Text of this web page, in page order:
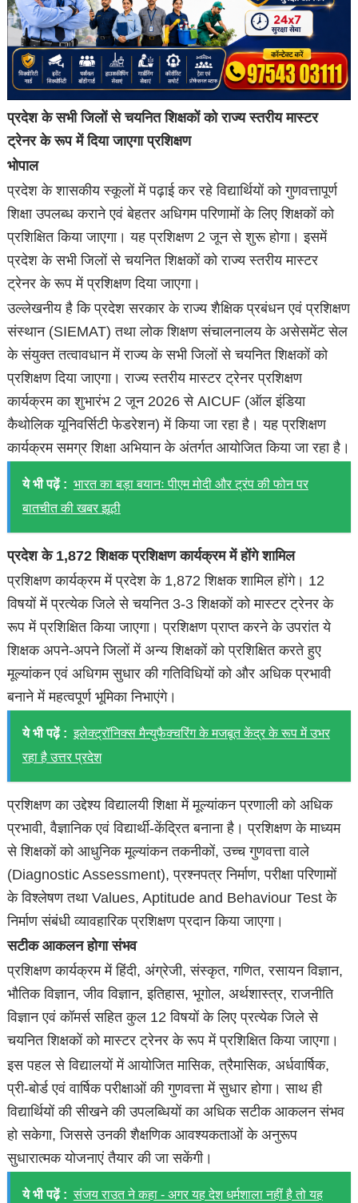
प्रदेश के सभी जिलों से चयनित शिक्षकों को राज्य स्तरीय मास्टर
ट्रेनर के रूप में दिया जाएगा प्रशिक्षण
भोपाल
प्रदेश के शासकीय स्‍कूलों में पढ़ाई कर रहे व‍िद्यार्थियों को गुणवत्तापूर्ण
शिक्षा उपलब्ध कराने एवं बेहतर अधिगम परिणामों के लिए शिक्षकों को
प्रशिक्षित किया जाएगा। यह प्रशिक्षण 2 जून से शुरू होगा। इसमें
प्रदेश के सभी जिलों से चयनित शिक्षकों को राज्य स्तरीय मास्टर
ट्रेनर के रूप में प्रशिक्षण दिया जाएगा।
उल्लेखनीय है कि प्रदेश सरकार के राज्य शैक्षिक प्रबंधन एवं प्रशिक्षण
संस्थान (SIEMAT) तथा लोक शिक्षण संचालनालय के असेसमेंट सेल
के संयुक्त तत्वावधान में राज्य के सभी जिलों से चयनित शिक्षकों को
प्रशिक्षण दिया जाएगा। राज्य स्तरीय मास्टर ट्रेनर प्रशिक्षण
कार्यक्रम का शुभारंभ 2 जून 2026 से AICUF (ऑल इंडिया
कैथोलिक यूनिवर्सिटी फेडरेशन) में किया जा रहा है। यह प्रशिक्षण
कार्यक्रम समग्र शिक्षा अभियान के अंतर्गत आयोजित किया जा रहा है।
ये भी पढ़ें : भारत का बड़ा बयानः पीएम मोदी और ट्रंप की फोन पर
बातचीत की खबर झूठी
प्रदेश के 1,872 शिक्षक प्रशिक्षण कार्यक्रम में होंगे शामिल
प्रशिक्षण कार्यक्रम में प्रदेश के 1,872 शिक्षक शामिल होंगे। 12
विषयों में प्रत्येक जिले से चयनित 3-3 शिक्षकों को मास्टर ट्रेनर के
रूप में प्रशिक्षित किया जाएगा। प्रशिक्षण प्राप्त करने के उपरांत ये
शिक्षक अपने-अपने जिलों में अन्य शिक्षकों को प्रशिक्षित करते हुए
मूल्यांकन एवं अधिगम सुधार की गतिविधियों को और अधिक प्रभावी
बनाने में महत्वपूर्ण भूमिका निभाएंगे।
ये भी पढ़ें : इलेक्ट्रॉनिक्स मैन्युफैक्चरिंग के मजबूत केंद्र के रूप में उभर
रहा है उत्तर प्रदेश
प्रशिक्षण का उद्देश्य विद्यालयी शिक्षा में मूल्यांकन प्रणाली को अधिक
प्रभावी, वैज्ञानिक एवं विद्यार्थी-केंद्रित बनाना है। प्रशिक्षण के माध्यम
से शिक्षकों को आधुनिक मूल्यांकन तकनीकों, उच्च गुणवत्ता वाले
(Diagnostic Assessment), प्रश्नपत्र निर्माण, परीक्षा परिणामों
के विश्लेषण तथा Values, Aptitude and Behaviour Test के
निर्माण संबंधी व्यावहारिक प्रशिक्षण प्रदान किया जाएगा।
सटीक आकलन होगा संभव
प्रशिक्षण कार्यक्रम में हिंदी, अंग्रेजी, संस्कृत, गणित, रसायन विज्ञान,
भौतिक विज्ञान, जीव विज्ञान, इतिहास, भूगोल, अर्थशास्त्र, राजनीति
विज्ञान एवं कॉमर्स सहित कुल 12 विषयों के लिए प्रत्येक जिले से
चयनित शिक्षकों को मास्टर ट्रेनर के रूप में प्रशिक्षित किया जाएगा।
इस पहल से विद्यालयों में आयोजित मासिक, त्रैमासिक, अर्धवार्षिक,
प्री-बोर्ड एवं वार्षिक परीक्षाओं की गुणवत्ता में सुधार होगा। साथ ही
विद्यार्थियों की सीखने की उपलब्धियों का अधिक सटीक आकलन संभव
हो सकेगा, जिससे उनकी शैक्षणिक आवश्यकताओं के अनुरूप
सुधारात्मक योजनाएं तैयार की जा सकेंगी।
ये भी पढ़ें : संजय राउत ने कहा - अगर यह देश धर्मशाला नहीं है तो यह